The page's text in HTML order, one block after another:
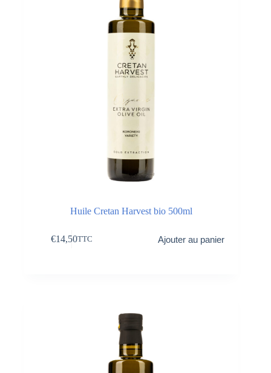
Huile Cretan Harvest bio 500ml
€14,50TTC Ajouter au panier